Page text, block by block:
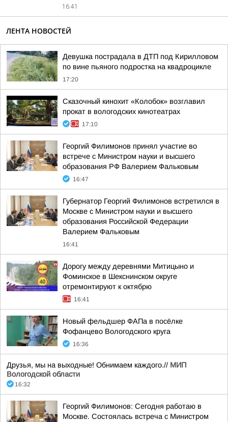
16:41
ЛЕНТА НОВОСТЕЙ
Девушка пострадала в ДТП под Кирилловом
по вине пьяного подростка на квадроцикле
17:20
Сказочный кинохит «Колобок» возглавил
прокат в вологодских кинотеатрах
17:10
Георгий Филимонов принял участие во
встрече с Министром науки и высшего
образования РФ Валерием Фальковым
16:47
Губернатор Георгий Филимонов встретился в
Москве с Министром науки и высшего
образования Российской Федерации
Валерием Фальковым
16:41
Дорогу между деревнями Митицыно и
Фоминское в Шекснинском округе
отремонтируют к октябрю
16:41
Новый фельдшер ФАПа в посёлке
Фофанцево Вологодского круга
16:36
Друзья, мы на выходные! Обнимаем каждого.// МИП
Вологодской области
16:32
Георгий Филимонов: Сегодня работаю в
Москве. Состоялась встреча с Министром